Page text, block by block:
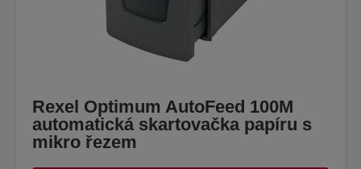
Rexel Optimum AutoFeed 100M
automatická skartovačka papíru s
mikro řezem